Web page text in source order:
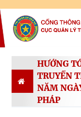
HƯỚNG
TRUYỀN
NĂM
PHÁP